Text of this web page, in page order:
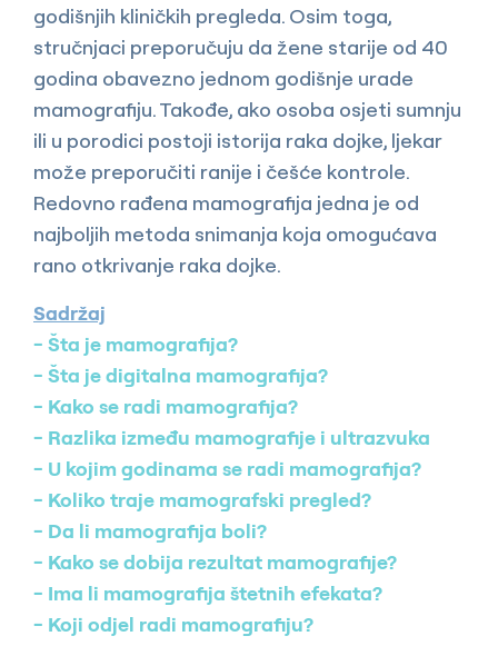
godišnjih kliničkih pregleda. Osim toga,
stručnjaci preporučuju da žene starije od 40
godina obavezno jednom godišnje urade
mamografiju. Takođe, ako osoba osjeti sumnju
ili u porodici postoji istorija raka dojke, ljekar
može preporučiti ranije i češće kontrole.
Redovno rađena mamografija jedna je od
najboljih metoda snimanja koja omogućava
rano otkrivanje raka dojke.
Sadržaj
Šta je mamografija?
Šta je digitalna mamografija?
Kako se radi mamografija?
Razlika između mamografije i ultrazvuka
U kojim godinama se radi mamografija?
Koliko traje mamografski pregled?
Da li mamografija boli?
Kako se dobija rezultat mamografije?
Ima li mamografija štetnih efekata?
Koji odjel radi mamografiju?